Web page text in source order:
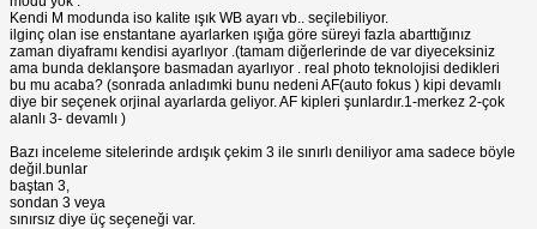
Kendi M modunda iso kalite ışık WB ayarı vb.. seçilebiliyor.
ilginç olan ise enstantane ayarlarken ışığa göre süreyi fazla abarttığınız
zaman diyaframı kendisi ayarlıyor .(tamam diğerlerinde de var diyeceksiniz
ama bunda deklanşore basmadan ayarlıyor . real photo teknolojisi dedikleri
bu mu acaba? (sonrada anladımki bunu nedeni AF(auto fokus ) kipi devamlı
diye bir seçenek orjinal ayarlarda geliyor. AF kipleri şunlardır.1-merkez 2-çok
alanlı 3- devamlı )
Bazı inceleme sitelerinde ardışık çekim 3 ile sınırlı deniliyor ama sadece böyle
değil.bunlar
baştan 3,
sondan 3 veya
sınırsız diye üç seçeneği var.